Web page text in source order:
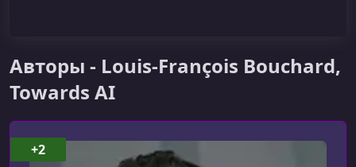
Авторы - Louis-François Bouchard,
Towards AI
+2